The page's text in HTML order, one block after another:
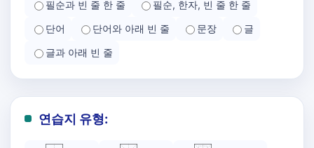
필순과 빈 줄 한 줄
필순, 한자, 빈 줄 한 줄
단어
단어와 아래 빈 줄 문장
글
글과 아래 빈 줄
연습지 유형: